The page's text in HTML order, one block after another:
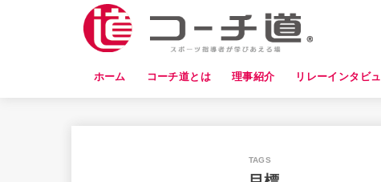
ホーム コーチ道とは 理事紹介 リレーインタビ